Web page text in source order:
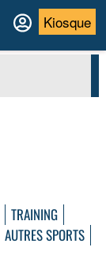
Kiosque
TRAINING
AUTRES SPORTS